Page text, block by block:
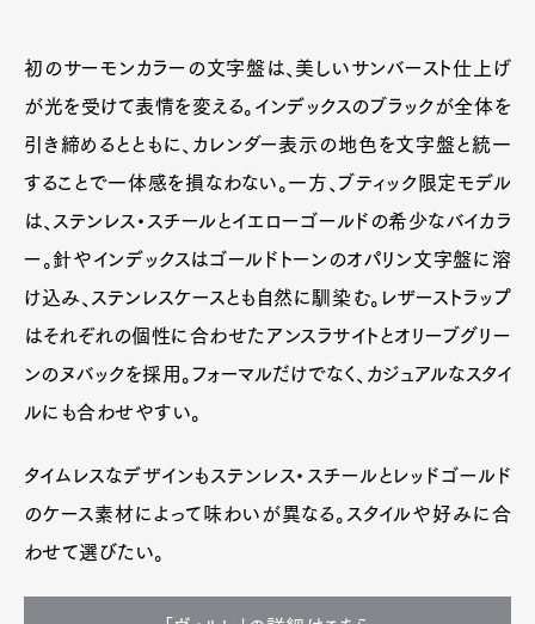
初のサーモンカラーの文字盤は、美しいサンバースト仕上げ
が光を受けて表情を変える。インデックスのブラックが全体を
引き締めるとともに、カレンダー表示の地色を文字盤と統一
することで一体感を損なわない。一方、ブティック限定モデル
は、ステンレス・スチールとイエローゴールドの希少なバイカラ
ー。針やインデックスはゴールドトーンのオパリン文字盤に溶
け込み、ステンレスケースとも自然に馴染む。レザーストラップ
はそれぞれの個性に合わせたアンスラサイトとオリーブグリー
ンのヌバックを採用。フォーマルだけでなく、カジュアルなスタイ
ルにも合わせやすい。
タイムレスなデザインもステンレス・スチールとレッドゴールド
のケース素材によって味わいが異なる。スタイルや好みに合
わせて選びたい。